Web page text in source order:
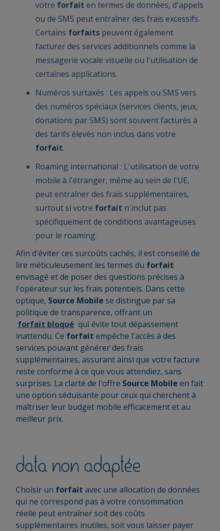
votre forfait en termes de données, d'appels
ou de SMS peut entraîner des frais excessifs.
Certains forfaits peuvent également
facturer des services additionnels comme la
messagerie vocale visuelle ou l'utilisation de
certaines applications.
Numéros surtaxés : Les appels ou SMS vers
des numéros spéciaux (services clients, jeux,
donations par SMS) sont souvent facturés à
des tarifs élevés non inclus dans votre
forfait.
Roaming international : L'utilisation de votre
mobile à l'étranger, même au sein de l'UE,
peut entraîner des frais supplémentaires,
surtout si votre forfait n'inclut pas
spécifiquement de conditions avantageuses
pour le roaming.
Afin d'éviter ces surcoûts cachés, il est conseillé de
lire méticuleusement les termes du forfait
envisagé et de poser des questions précises à
l'opérateur sur les frais potentiels. Dans cette
optique, Source Mobile se distingue par sa
politique de transparence, offrant un
forfait bloqué qui évite tout dépassement
inattendu. Ce forfait empêche l'accès à des
services pouvant générer des frais
supplémentaires, assurant ainsi que votre facture
reste conforme à ce que vous attendiez, sans
surprises. La clarté de l'offre Source Mobile en fait
une option séduisante pour ceux qui cherchent à
maîtriser leur budget mobile efficacement et au
meilleur prix.
data non adaptée
Choisir un forfait avec une allocation de données
qui ne correspond pas à votre consommation
réelle peut entraîner soit des coûts
supplémentaires inutiles, soit vous laisser payer